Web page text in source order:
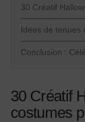
30 Créatif
Idées de tenues
Conclusion :
30 Créatif
costumes